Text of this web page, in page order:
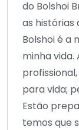
do Bolshoi
as histórias
Bolshoi é a
minha
para vida;
Estão
temos que